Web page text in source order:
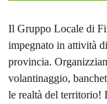
Il Gruppo Locale di
impegnato in attività
provincia.
volantinaggio,
le realtà del territorio!